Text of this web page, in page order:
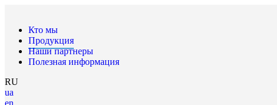
Кто мы
Продукция
Наши партнеры
Полезная информация
RU
ua
en